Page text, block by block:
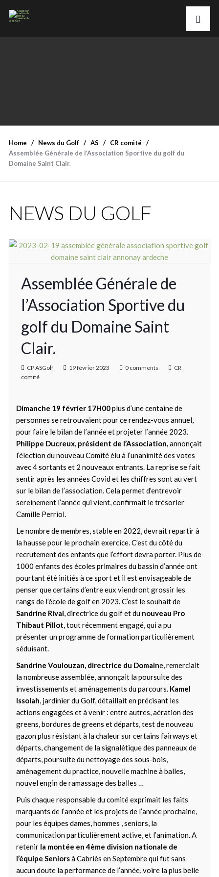
Home News du Golf AS
CR comité
Assemblée Générale de l’Association Sportive du golf du
Domaine Saint Clair.
NEWS DU GOLF
Assemblée Générale de
l’Association Sportive du
golf du Domaine Saint
Clair.
CP ASGolf 19 février 2023 0 comments
CR
comité
Dimanche 19 février 17H00plus d’une centaine de
personnes se retrouvaient pour ce rendez-vous annuel,
pour faire le bilan de l’année et projeter l’année 2023.
Philippe Ducreux, président de l’Association,annonçait
l’élection du nouveau Comité élu à l’unanimité des votes
avec 4 sortants et 2 nouveaux entrants. La reprise se fait
sentir après les années Covid et les chiffres sont au vert
sur le bilan de l’association. Cela permet d’entrevoir
sereinement l’année qui vient, confirmait le trésorier
Camille Perriol.
Le nombre de membres, stable en 2022, devrait repartir à
la hausse pour le prochain exercice. C’est du côté du
recrutement des enfants que l’effort devra porter. Plus de
1000 enfants des écoles primaires du bassin d’année ont
pourtant été initiés à ce sport et il est envisageable de
penser que certains d’entre eux viendront grossir les
rangs de l’école de golf en 2023. C’est le souhait de
Sandrine Rival, directrice du golf et du nouveau Pro
Thibaut Pillot, tout récemment engagé, qui a pu
présenter un programme de formation particulièrement
séduisant.
Sandrine Voulouzan, directrice du Domaine, remerciait
la nombreuse assemblée, annonçait la poursuite des
investissements et aménagements du parcours. Kamel
Issolah, jardinier du Golf, détaillait en précisant les
actions engagées et à venir : entre autres, aération des
greens, bordures de greens et départs, test de nouveau
gazon plus résistant à la chaleur sur certains fairways et
départs, changement de la signalétique des panneaux de
départs, poursuite du nettoyage des sous-bois,
aménagement du practice, nouvelle machine à balles,
nouvel engin de ramassage des balles …
Puis chaque responsable du comité exprimait les faits
marquants de l’année et les projets de l’année prochaine,
pour les équipes dames, hommes , seniors, la
communication particulièrement active, et l’animation. A
retenir la montée en 4ème division nationale de
l’équipe Seniorsà Cabriès en Septembre qui fut sans
aucun doute la performance de l’année, voire la plus belle